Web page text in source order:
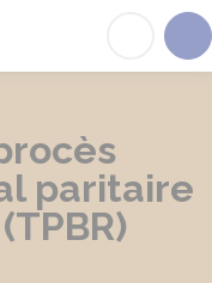
paritaire